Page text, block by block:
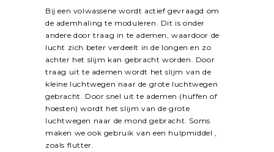
Bij een volwassene wordt actief gevraagd om
de ademhaling te moduleren. Dit is onder
andere door traag in te ademen, waardoor de
lucht zich beter verdeelt in de longen en zo
achter het slijm kan gebracht worden. Door
traag uit te ademen wordt het slijm van de
kleine luchtwegen naar de grote luchtwegen
gebracht. Door snel uit te ademen (huffen of
hoesten) wordt het slijm van de grote
luchtwegen naar de mond gebracht. Soms
maken we ook gebruik van een hulpmiddel ,
zoals flutter.